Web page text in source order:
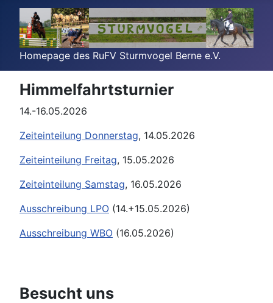
Homepage des RuFV Sturmvogel Berne e.V.
Himmelfahrtsturnier
14.-16.05.2026
Zeiteinteilung Donnerstag, 14.05.2026
Zeiteinteilung Freitag, 15.05.2026
Zeiteinteilung Samstag, 16.05.2026
Ausschreibung LPO (14.+15.05.2026)
Ausschreibung WBO (16.05.2026)
Besucht uns